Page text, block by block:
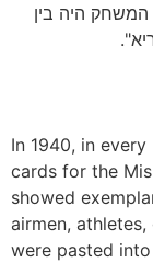
המשחק היה בין
In 1940, in
cards for the
showed
airmen,
were pasted